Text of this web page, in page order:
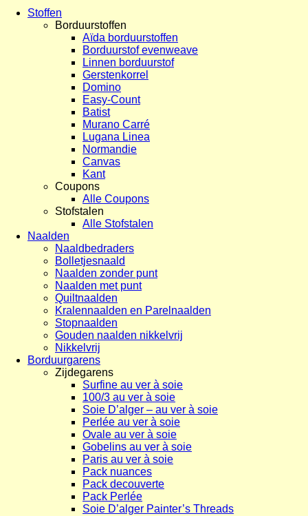
Stoffen
Borduurstoffen
Aïda borduurstoffen
Borduurstof evenweave
Linnen borduurstof
Gerstenkorrel
Domino
Easy-Count
Batist
Murano Carré
Lugana Linea
Normandie
Canvas
Kant
Coupons
Alle Coupons
Stofstalen
Alle Stofstalen
Naalden
Naaldbedraders
Bolletjesnaald
Naalden zonder punt
Naalden met punt
Quiltnaalden
Kralennaalden en Parelnaalden
Stopnaalden
Gouden naalden nikkelvrij
Nikkelvrij
Borduurgarens
Zijdegarens
Surfine au ver à soie
100/3 au ver à soie
Soie D’alger – au ver à soie
Perlée au ver à soie
Ovale au ver à soie
Gobelins au ver à soie
Paris au ver à soie
Pack nuances
Pack decouverte
Pack Perlée
Soie D’alger Painter’s Threads